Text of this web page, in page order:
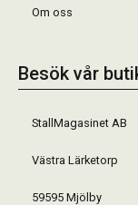
Om oss
Besök vår
StallMagasinet AB
Västra Lärketorp
59595 Mjölby